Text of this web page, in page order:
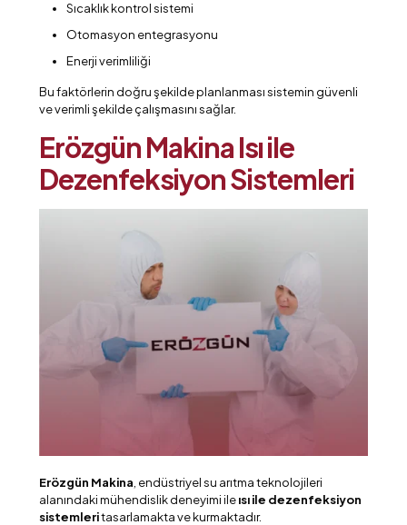
Sıcaklık kontrol sistemi
Otomasyon entegrasyonu
Enerji verimliliği
Bu faktörlerin doğru şekilde planlanması sistemin güvenli
ve verimli şekilde çalışmasını sağlar.
Erözgün Makina Isı ile
Dezenfeksiyon Sistemleri
Erözgün Makina , endüstriyel su arıtma teknolojileri
alanındaki mühendislik deneyimi ileısı ile dezenfeksiyon
sistemleritasarlamakta ve kurmaktadır.